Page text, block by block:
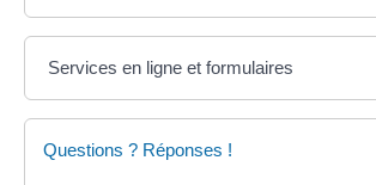
Services en ligne et formulaires
Questions ? Réponses !